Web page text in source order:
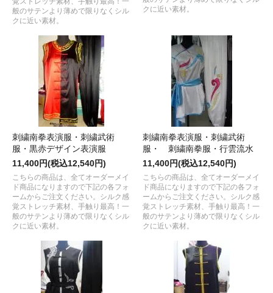
般のサテンより薄めで限りなくシル
クに近い素材。
クに近い素材。
刺繍南拳表演服・刺繍武術
服・黒赤デザイン表演服
11,400円(税込12,540円)
こちらの商品は、全てオーダーメイ
ド商品になりますので下記の各フォ
ームからご注文ください。シルク感
覚ストレッチ素材、手触り最高！一
般のサテンより薄めで限りなくシル
クに近い素材。
刺繍南拳表演服・刺繍武術
服・ 刺繍南拳服・行雲流水
11,400円(税込12,540円)
こちらの商品は、全てオーダーメイ
ド商品になりますので下記の各フォ
ームからご注文ください。シルク感
覚ストレッチ素材、手触り最高！一
般のサテンより薄めで限りなくシル
クに近い素材。